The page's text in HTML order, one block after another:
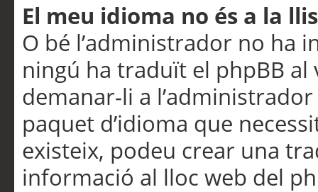
El meu idioma no és a la
O bé l’administrador no ha
ningú ha traduït el phpBB
demanar-li a
paquet d’idioma que
existeix, podeu crear una
informació al lloc web del